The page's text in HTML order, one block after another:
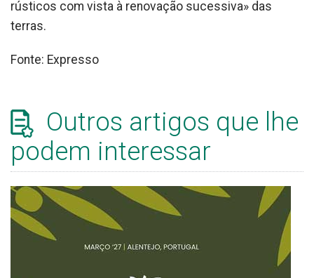
rústicos com vista à renovação sucessiva» das
terras.
Fonte: Expresso
Outros artigos que lhe
podem interessar